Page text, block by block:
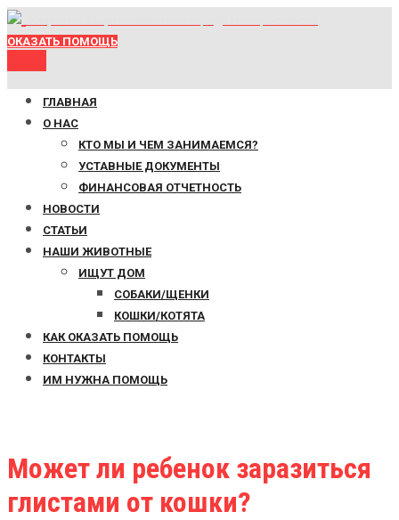
ОКАЗАТЬ ПОМОЩЬ
ГЛАВНАЯ
О НАС
КТО МЫ И ЧЕМ ЗАНИМАЕМСЯ?
УСТАВНЫЕ ДОКУМЕНТЫ
ФИНАНСОВАЯ ОТЧЕТНОСТЬ
НОВОСТИ
СТАТЬИ
НАШИ ЖИВОТНЫЕ
ИЩУТ ДОМ
СОБАКИ/ЩЕНКИ
КОШКИ/КОТЯТА
КАК ОКАЗАТЬ ПОМОЩЬ
КОНТАКТЫ
ИМ НУЖНА ПОМОЩЬ
Может ли ребенок заразиться
глистами от кошки?